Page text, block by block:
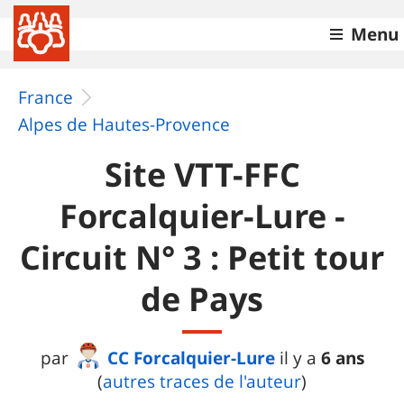
Menu
France
Alpes de Hautes-Provence
Site VTT-FFC
Forcalquier-Lure -
Circuit N° 3 : Petit tour
de Pays
par CC Forcalquier-Lure il y a 6 ans
(autres traces de l'auteur)